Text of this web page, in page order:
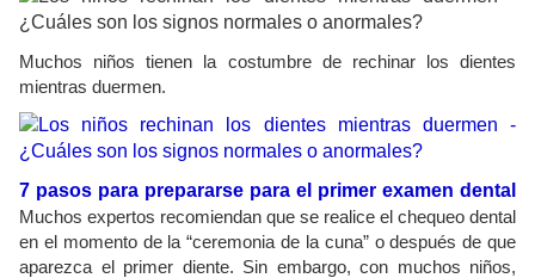
Muchos niños tienen la costumbre de rechinar los dientes
mientras duermen.
7 pasos para prepararse para el primer examen dental
Muchos expertos recomiendan que se realice el chequeo dental
en el momento de la “ceremonia de la cuna” o después de que
aparezca el primer diente. Sin embargo, con muchos niños,